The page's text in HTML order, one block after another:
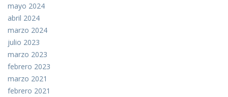
mayo 2024
abril 2024
marzo 2024
julio 2023
marzo 2023
febrero 2023
marzo 2021
febrero 2021